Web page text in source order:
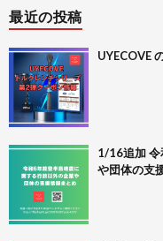
最近の投稿
UYECOVE
1/16追加 令
や団体の支